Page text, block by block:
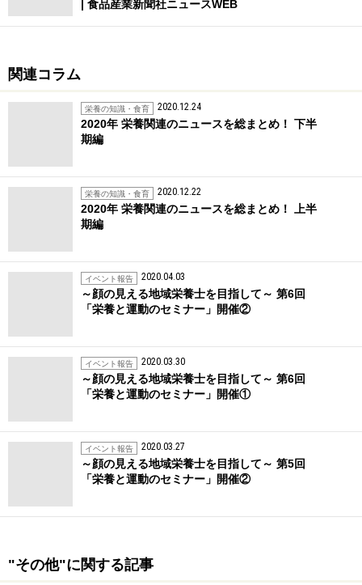
| 食品産業新聞社ニュースWEB
関連コラム
栄養の知識・食育 2020.12.24
2020年 栄養関連のニュースを総まとめ！ 下半
期編
栄養の知識・食育 2020.12.22
2020年 栄養関連のニュースを総まとめ！ 上半
期編
イベント報告 2020.04.03
～顔の見える地域栄養士を目指して～ 第6回
「栄養と運動のセミナー」開催②
イベント報告 2020.03.30
～顔の見える地域栄養士を目指して～ 第6回
「栄養と運動のセミナー」開催①
イベント報告 2020.03.27
～顔の見える地域栄養士を目指して～ 第5回
「栄養と運動のセミナー」開催②
"その他"に関する記事